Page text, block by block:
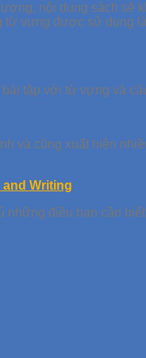
nội dung sách sẽ
từ vựng được sử dụng
tập với từ vựng và
và cũng xuất hiện
and Writing
điều bạn cần